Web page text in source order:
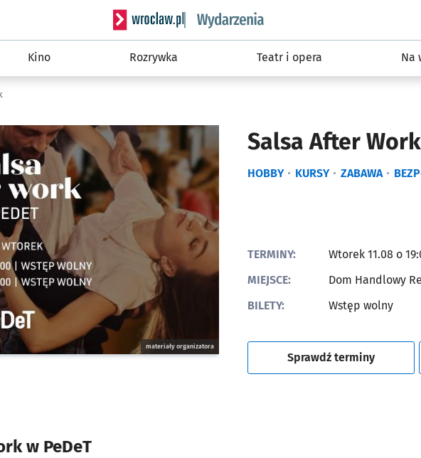
Serwis informacyjny wroclaw.pl podserwis: Wydarzenia
Kino Rozrywka Teatr i opera Na
Salsa After Work
HOBBY KURSY ZABAWA
materiały organizatora
TERMINY:
Wtorek 11.08 o
MIEJSCE:
Dom Handlowy
BILETY:
Wstęp wolny
Sprawdź terminy
w PeDeT